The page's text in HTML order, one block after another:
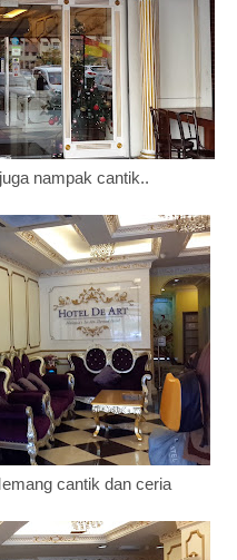
nampak cantik..
cantik dan ceria